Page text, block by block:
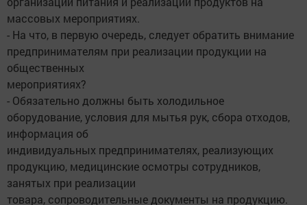
массовых мероприятиях.
- На что, в первую очередь, следует обратить внимание
предпринимателям при реализации продукции на
общественных
мероприятиях?
- Обязательно должны быть холодильное
оборудование, условия для мытья рук, сбора отходов,
информация об
индивидуальных предпринимателях, реализующих
продукцию, медицинские осмотры сотрудников,
занятых при реализации
товара, сопроводительные документы на продукцию.